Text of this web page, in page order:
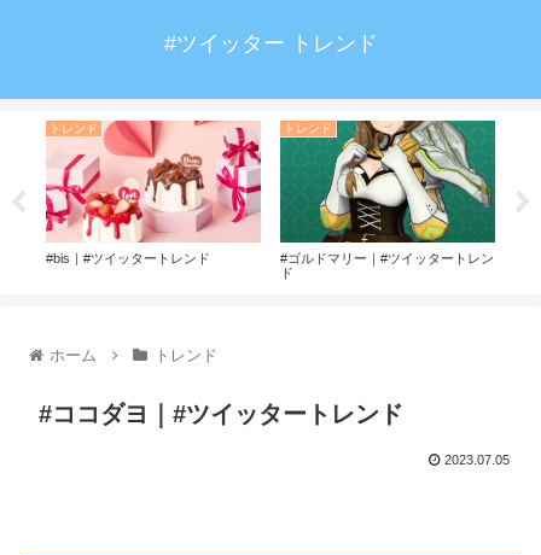
#ツイッター トレンド
トレンド
#bis｜#ツイッタートレンド
トレンド
#ゴルドマリー｜#ツイッタートレン
ド
ホーム トレンド
#ココダヨ｜#ツイッタートレンド
2023.07.05